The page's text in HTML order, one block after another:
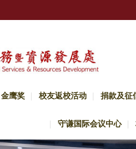
金鹰奖 校友返校活动 捐款及征
守谦国际会议中心